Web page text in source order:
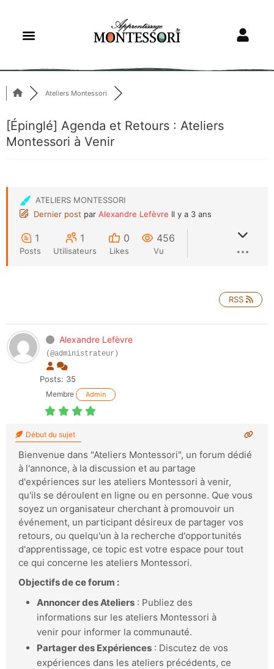
Ateliers Montessori
[Épinglé] Agenda et Retours : Ateliers
Montessori à Venir
ATELIERS MONTESSORI
Dernier post par Alexandre Lefèvre Il y a 3 ans
1
Posts
1
Utilisateurs
0
Likes
456
Vu
RSS
Alexandre Lefèvre
(@administrateur)
Posts: 35
Membre Admin
Début du sujet
Bienvenue dans "Ateliers Montessori", un forum dédié
à l'annonce, à la discussion et au partage
d'expériences sur les ateliers Montessori à venir,
qu'ils se déroulent en ligne ou en personne. Que vous
soyez un organisateur cherchant à promouvoir un
événement, un participant désireux de partager vos
retours, ou quelqu'un à la recherche d'opportunités
d'apprentissage, ce topic est votre espace pour tout
ce qui concerne les ateliers Montessori.
Objectifs de ce forum :
Annoncer des Ateliers : Publiez des
informations sur les ateliers Montessori à
venir pour informer la communauté.
Partager des Expériences : Discutez de vos
expériences dans les ateliers précédents, ce